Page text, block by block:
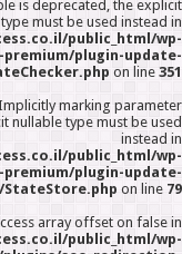
is deprecated, the explicit
must be used instead in
public_html/wp-
plugin-update-
on line 351
marking parameter
nullable type must be used
instead in
public_html/wp-
plugin-update-
StateStore.php on line 79
array offset on false in
public_html/wp-